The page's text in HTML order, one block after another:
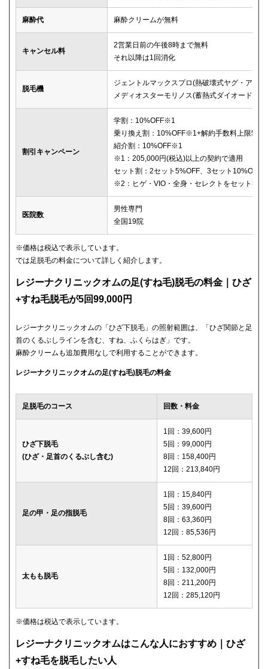
麻酔代 麻酔クリームが無料
キャンセル料
2営業日前の午後8時まで無料
それ以降は1回消化
脱毛機
ジェントルマックスプロ(熱破壊式ヤグ・アレキ
メディオスターモリノス(蓄熱式ダイオード)
割引キャンペーン
学割：10%OFF※1
乗り換え割：10%OFF※1+解約手数料上限
紹介割：10%OFF※1
※1：205,000円(税込)以上の契約で適用
セット割：2セット5%OFF、3セット
※2：ヒゲ・VIO・全身・セレクトをセット契約
医院数
男性専門
全国19院
※価格は税込で表示しています。
では足脱毛の料金について詳しく紹介します。
レジーナクリニックオムの足(すね毛)脱毛の料金｜ひざ
+すね毛脱毛が5回99,000円
レジーナクリニックオムの「ひざ下脱毛」の照射範囲は、「ひざ関節と足
首のくるぶしラインを含む、すね、ふくらはぎ」です。
麻酔クリームも追加費用なしで利用することができます。
レジーナクリニックオムの足(すね毛)脱毛の料金
足脱毛のコース 回数・料金
ひざ下脱毛
(ひざ・足首のくるぶし含む)
1回：39,600円
5回：99,000円
8回：158,400円
12回：213,840円
足の甲・足の指脱毛
1回：15,840円
5回：39,600円
8回：63,360円
12回：85,536円
太もも脱毛
1回：52,800円
5回：132,000円
8回：211,200円
12回：285,120円
※価格は税込で表示しています。
レジーナクリニックオムはこんな人におすすめ｜ひざ
+すね毛を脱毛したい人